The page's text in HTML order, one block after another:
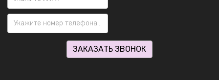
ЗАКАЗАТЬ ЗВОНОК